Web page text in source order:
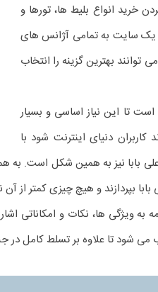
خرید انواع بلیط ها، تورها و
به یک سایت به تمامی آژانس های
بهترین گزینه را انتخاب
تا این نیاز اساسی و بسیار
دنیای اینترنت شود با
بابا نیز به همین شکل است. به
بابا بپردازند و هیچ چیزی کمتر
به ویژگی ها، نکات و امکاناتی
می شود تا علاوه بر تسلط کامل